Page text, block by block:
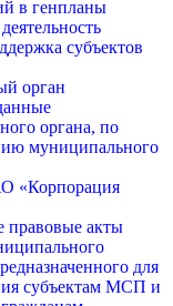
в генпланы
субъектов
орган
органа, по
муниципального
«Корпорация
правовые акты
для
субъектам МСП и